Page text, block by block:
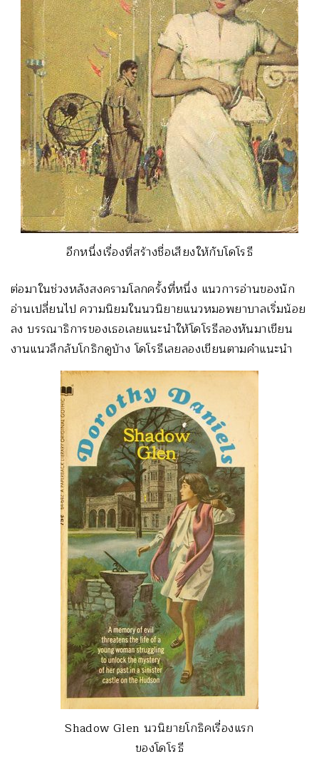
อีกหนึ่งเรื่องที่สร้างชื่อเสียงให้กับโดโรธี
ต่อมาในช่วงหลังสงครามโลกครั้งที่หนึ่ง แนวการอ่านของนัก
อ่านเปลี่ยนไป ความนิยมในนวนิยายแนวหมอพยาบาลเริ่มน้อย
ลง บรรณาธิการของเธอเลยแนะนำให้โดโรธีลองหันมาเขียน
งานแนวลึกลับโกธิกดูบ้าง โดโรธีเลยลองเขียนตามคำแนะนำ
Shadow Glen นวนิยายโกธิคเรื่องแรก
ของโดโรธี